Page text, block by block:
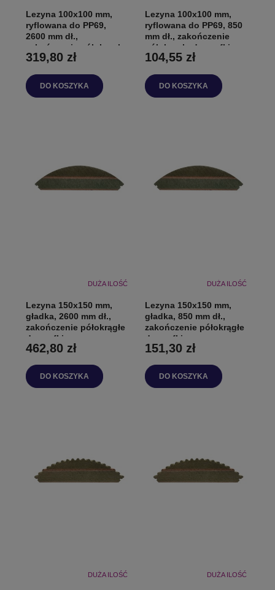
Lezyna 100x100 mm,
ryflowana do PP69,
2600 mm dł.,
zakończenie półokrągłe
do szafki
319,80 zł
DO KOSZYKA
Lezyna 100x100 mm,
ryflowana do PP69, 850
mm dł., zakończenie
półokrągłe do szafki
104,55 zł
DO KOSZYKA
DUŻA ILOŚĆ
Lezyna 150x150 mm,
gładka, 2600 mm dł.,
zakończenie półokrągłe
do szafki
462,80 zł
DO KOSZYKA
DUŻA ILOŚĆ
Lezyna 150x150 mm,
gładka, 850 mm dł.,
zakończenie półokrągłe
do szafki
151,30 zł
DO KOSZYKA
DUŻA ILOŚĆ DUŻA ILOŚĆ